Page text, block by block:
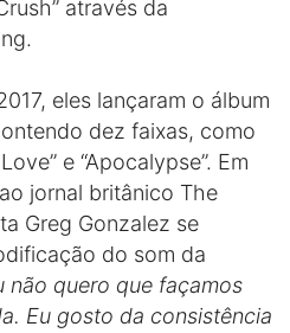
através da
eles lançaram o álbum
dez faixas, como
e “Apocalypse”. Em
jornal britânico The
Greg Gonzalez se
do som da
não quero que façamos
Eu gosto da consistência